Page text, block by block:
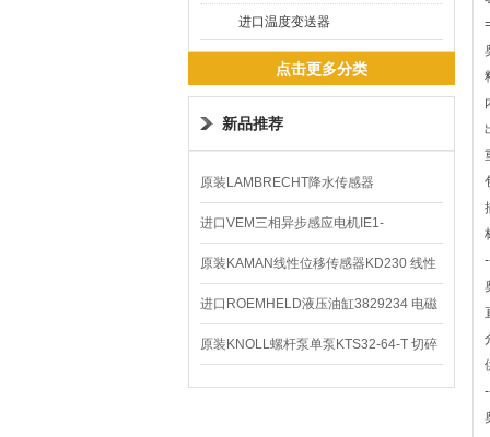
进口温度变送器
点击更多分类
新品推荐
原装LAMBRECHT降水传感器
00.14575.20气象仪
进口VEM三相异步感应电机IE1-
K21R80G4马达
原装KAMAN线性位移传感器KD230 线性
编码器
进口ROEMHELD液压油缸3829234 电磁
阀定位器
原装KNOLL螺杆泵单泵KTS32-64-T 切碎
排屑机